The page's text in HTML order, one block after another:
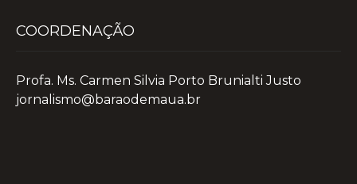
COORDENAÇÃO
Profa. Ms. Carmen Silvia Porto Brunialti Justo
jornalismo@baraodemaua.br